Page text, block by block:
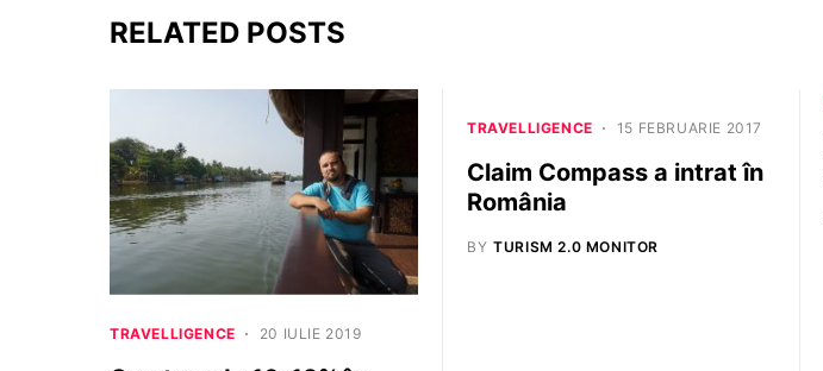
RELATED POSTS
TRAVELLIGENCE 20 IULIE 2019
TRAVELLIGENCE 15 FEBRUARIE 2017
Claim Compass a intrat în
România
BY TURISM 2.0 MONITOR